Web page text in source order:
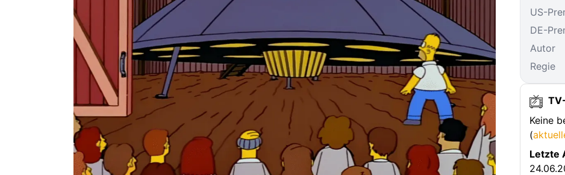
US-
DE-
Autor
Regie
Keine
(
Letzte